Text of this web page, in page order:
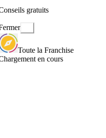
gratuits
Toute la Franchise
en cours